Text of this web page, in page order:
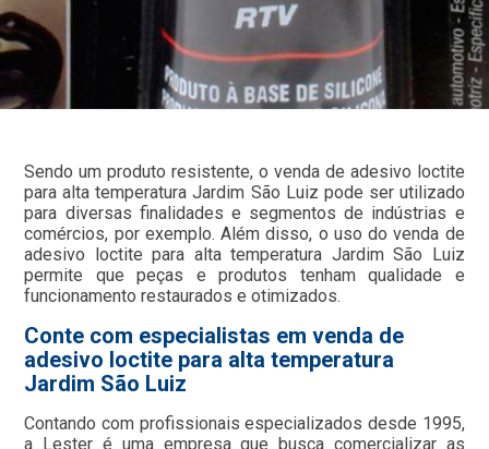
Sendo um produto resistente, o venda de adesivo loctite
para alta temperatura Jardim São Luiz pode ser utilizado
para diversas finalidades e segmentos de indústrias e
comércios, por exemplo. Além disso, o uso do venda de
adesivo loctite para alta temperatura Jardim São Luiz
permite que peças e produtos tenham qualidade e
funcionamento restaurados e otimizados.
Conte com especialistas em venda de
adesivo loctite para alta temperatura
Jardim São Luiz
Contando com profissionais especializados desde 1995,
a Lester é uma empresa que busca comercializar as